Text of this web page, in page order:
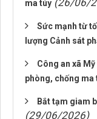
ma túy (26/06/
Sức mạnh từ
lượng Cảnh sát
Công an xã
phòng, chống ma
Bắt tạm giam
(29/06/2026)